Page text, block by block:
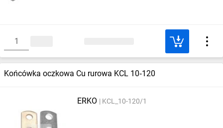
Końcówka oczkowa Cu rurowa KCL 10‑120
ERKO KCL_10-120/1